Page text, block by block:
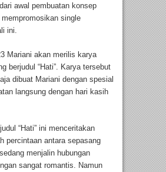
awal pembuatan konsep
single
ini.
Mariani akan merilis karya
berjudul “Hati”. Karya tersebut
dibuat Mariani dengan spesial
langsung dengan hari kasih
“Hati” ini menceritakan
percintaan antara sepasang
menjalin hubungan
sangat romantis. Namun